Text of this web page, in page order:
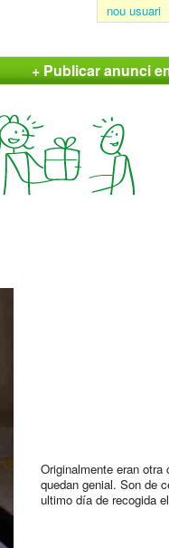
nou usuari
+ Publicar anunci
Originalmente eran
quedan genial. Son de
ultimo día de recogida